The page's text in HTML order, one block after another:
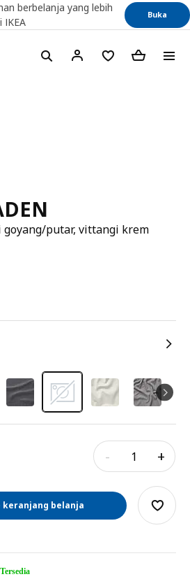
putar, vittangi krem
- +
keranjang belanja
Tersedia
berbelanja yang lebih
IKEA
Buka